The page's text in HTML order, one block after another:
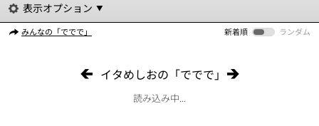
表示オプション
みんなの「ででで」 新着順 ランダム
イタめしおの「ででで」
読み込み中...